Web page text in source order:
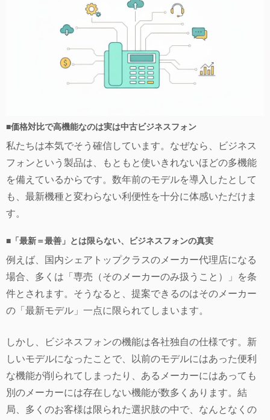
■価格対比で高機能なのは実は中古ビジネスフォン
私たちは本気でそう確信しています。なぜなら、ビジネス
フォンという製品は、もともと使いきれないほどの多機能
を備えているからです。数年前のモデルを導入したとして
も、最新機種と変わらない利便性を十分に体感いただけま
す。
■「最新＝最善」とは限らない、ビジネスフォンの真実
例えば、国内シェアトップクラスのメーカー代理店になる
場合、多くは「専売（そのメーカーのみ扱うこと）」を条
件とされます。そうなると、提案できるのはそのメーカー
の「最新モデル」一点に限られてしまいます。
しかし、ビジネスフォンの機能は各社独自の仕様です。新
しいモデルになったことで、以前のモデルにはあった便利
な機能が削られてしまったり、あるメーカーにはあっても
別のメーカーには存在しない機能が数多くあります。結
局、多くのお客様は限られた選択肢の中で、なんとなくの